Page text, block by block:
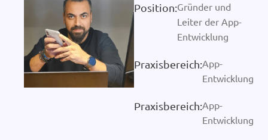
Position:Gründer und
Leiter der App-
Entwicklung
Praxisbereich:App-
Entwicklung
Praxisbereich:App-
Entwicklung